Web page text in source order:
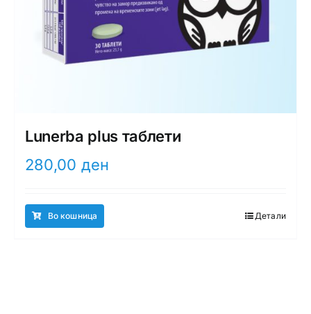
Lunerba plus таблети
280,00 ден
Во кошница Детали